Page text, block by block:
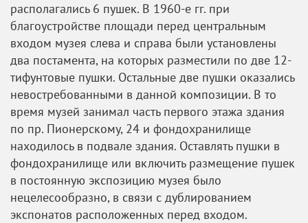
располагались 6 пушек. В 1960-е гг. при
благоустройстве площади перед центральным
входом музея слева и справа были установлены
два постамента, на которых разместили по две 12-
тифунтовые пушки. Остальные две пушки оказались
невостребованными в данной композиции. В то
время музей занимал часть первого этажа здания
по пр. Пионерскому, 24 и фондохранилище
находилось в подвале здания. Оставлять пушки в
фондохранилище или включить размещение пушек
в постоянную экспозицию музея было
нецелесообразно, в связи с дублированием
экспонатов расположенных перед входом.